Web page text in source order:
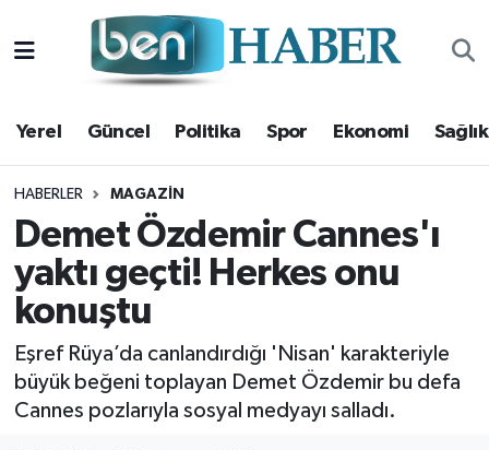
Yerel Güncel Politika Spor Ekonomi Sağlık
HABERLER MAGAZIN
Demet Özdemir Cannes'ı
yaktı geçti! Herkes onu
konuştu
Eşref Rüya’da canlandırdığı 'Nisan' karakteriyle
büyük beğeni toplayan Demet Özdemir bu defa
Cannes pozlarıyla sosyal medyayı salladı.
Yerel
Güncel
Politika
Spor
Ekonomi
Sağlık
Magazin
Hava Durumu
Trafik Durumu
Süper Lig Puan Durumu ve Fikstür
Tüm Manşetler
Son Dakika Haberleri
Haber Arşivi